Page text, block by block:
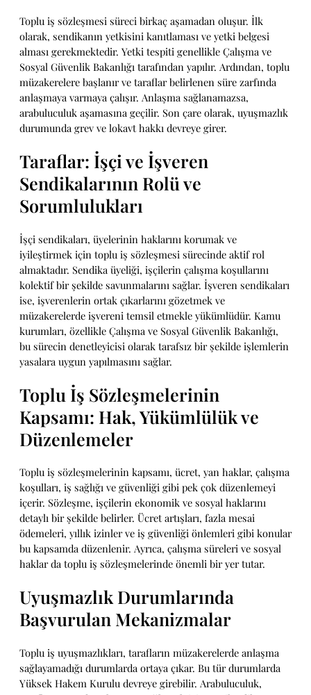
Toplu iş sözleşmesi süreci birkaç aşamadan oluşur. İlk
olarak, sendikanın yetkisini kanıtlaması ve yetki belgesi
alması gerekmektedir. Yetki tespiti genellikle Çalışma ve
Sosyal Güvenlik Bakanlığı tarafından yapılır. Ardından, toplu
müzakerelere başlanır ve taraflar belirlenen süre zarfında
anlaşmaya varmaya çalışır. Anlaşma sağlanamazsa,
arabuluculuk aşamasına geçilir. Son çare olarak, uyuşmazlık
durumunda grev ve lokavt hakkı devreye girer.
Taraflar: İşçi ve İşveren
Sendikalarının Rolü ve
Sorumlulukları
İşçi sendikaları, üyelerinin haklarını korumak ve
iyileştirmek için toplu iş sözleşmesi sürecinde aktif rol
almaktadır. Sendika üyeliği, işçilerin çalışma koşullarını
kolektif bir şekilde savunmalarını sağlar. İşveren sendikaları
ise, işverenlerin ortak çıkarlarını gözetmek ve
müzakerelerde işvereni temsil etmekle yükümlüdür. Kamu
kurumları, özellikle Çalışma ve Sosyal Güvenlik Bakanlığı,
bu sürecin denetleyicisi olarak tarafsız bir şekilde işlemlerin
yasalara uygun yapılmasını sağlar.
Toplu İş Sözleşmelerinin
Kapsamı: Hak, Yükümlülük ve
Düzenlemeler
Toplu iş sözleşmelerinin kapsamı, ücret, yan haklar, çalışma
koşulları, iş sağlığı ve güvenliği gibi pek çok düzenlemeyi
içerir. Sözleşme, işçilerin ekonomik ve sosyal haklarını
detaylı bir şekilde belirler. Ücret artışları, fazla mesai
ödemeleri, yıllık izinler ve iş güvenliği önlemleri gibi konular
bu kapsamda düzenlenir. Ayrıca, çalışma süreleri ve sosyal
haklar da toplu iş sözleşmelerinde önemli bir yer tutar.
Uyuşmazlık Durumlarında
Başvurulan Mekanizmalar
Toplu iş uyuşmazlıkları, tarafların müzakerelerde anlaşma
sağlayamadığı durumlarda ortaya çıkar. Bu tür durumlarda
Yüksek Hakem Kurulu devreye girebilir. Arabuluculuk,